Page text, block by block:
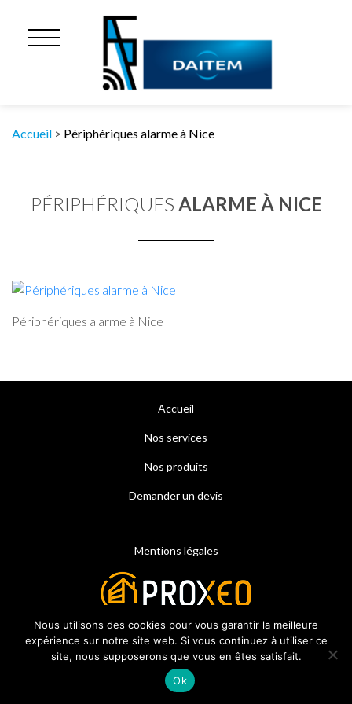
Accueil > Périphériques alarme à Nice
PÉRIPHÉRIQUES ALARME À NICE
Périphériques alarme à Nice
Accueil
Nos services
Nos produits
Demander un devis
Mentions légales
Nous utilisons des cookies pour vous garantir la meilleure
expérience sur notre site web. Si vous continuez à utiliser ce
site, nous supposerons que vous en êtes satisfait.
Ok